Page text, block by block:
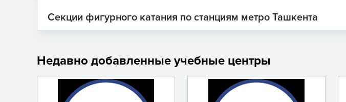
Секции фигурного катания по станциям метро Ташкента
Недавно добавленные учебные центры